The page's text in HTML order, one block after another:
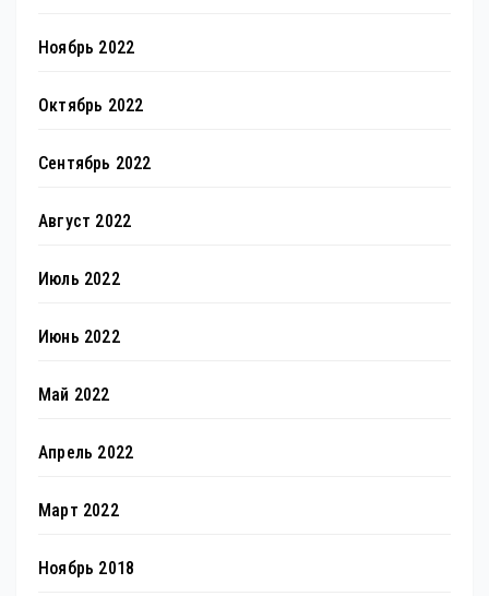
Ноябрь 2022
Октябрь 2022
Сентябрь 2022
Август 2022
Июль 2022
Июнь 2022
Май 2022
Апрель 2022
Март 2022
Ноябрь 2018